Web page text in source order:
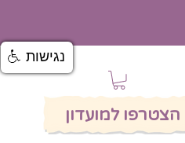
הצטרפו למועדון
נגישות